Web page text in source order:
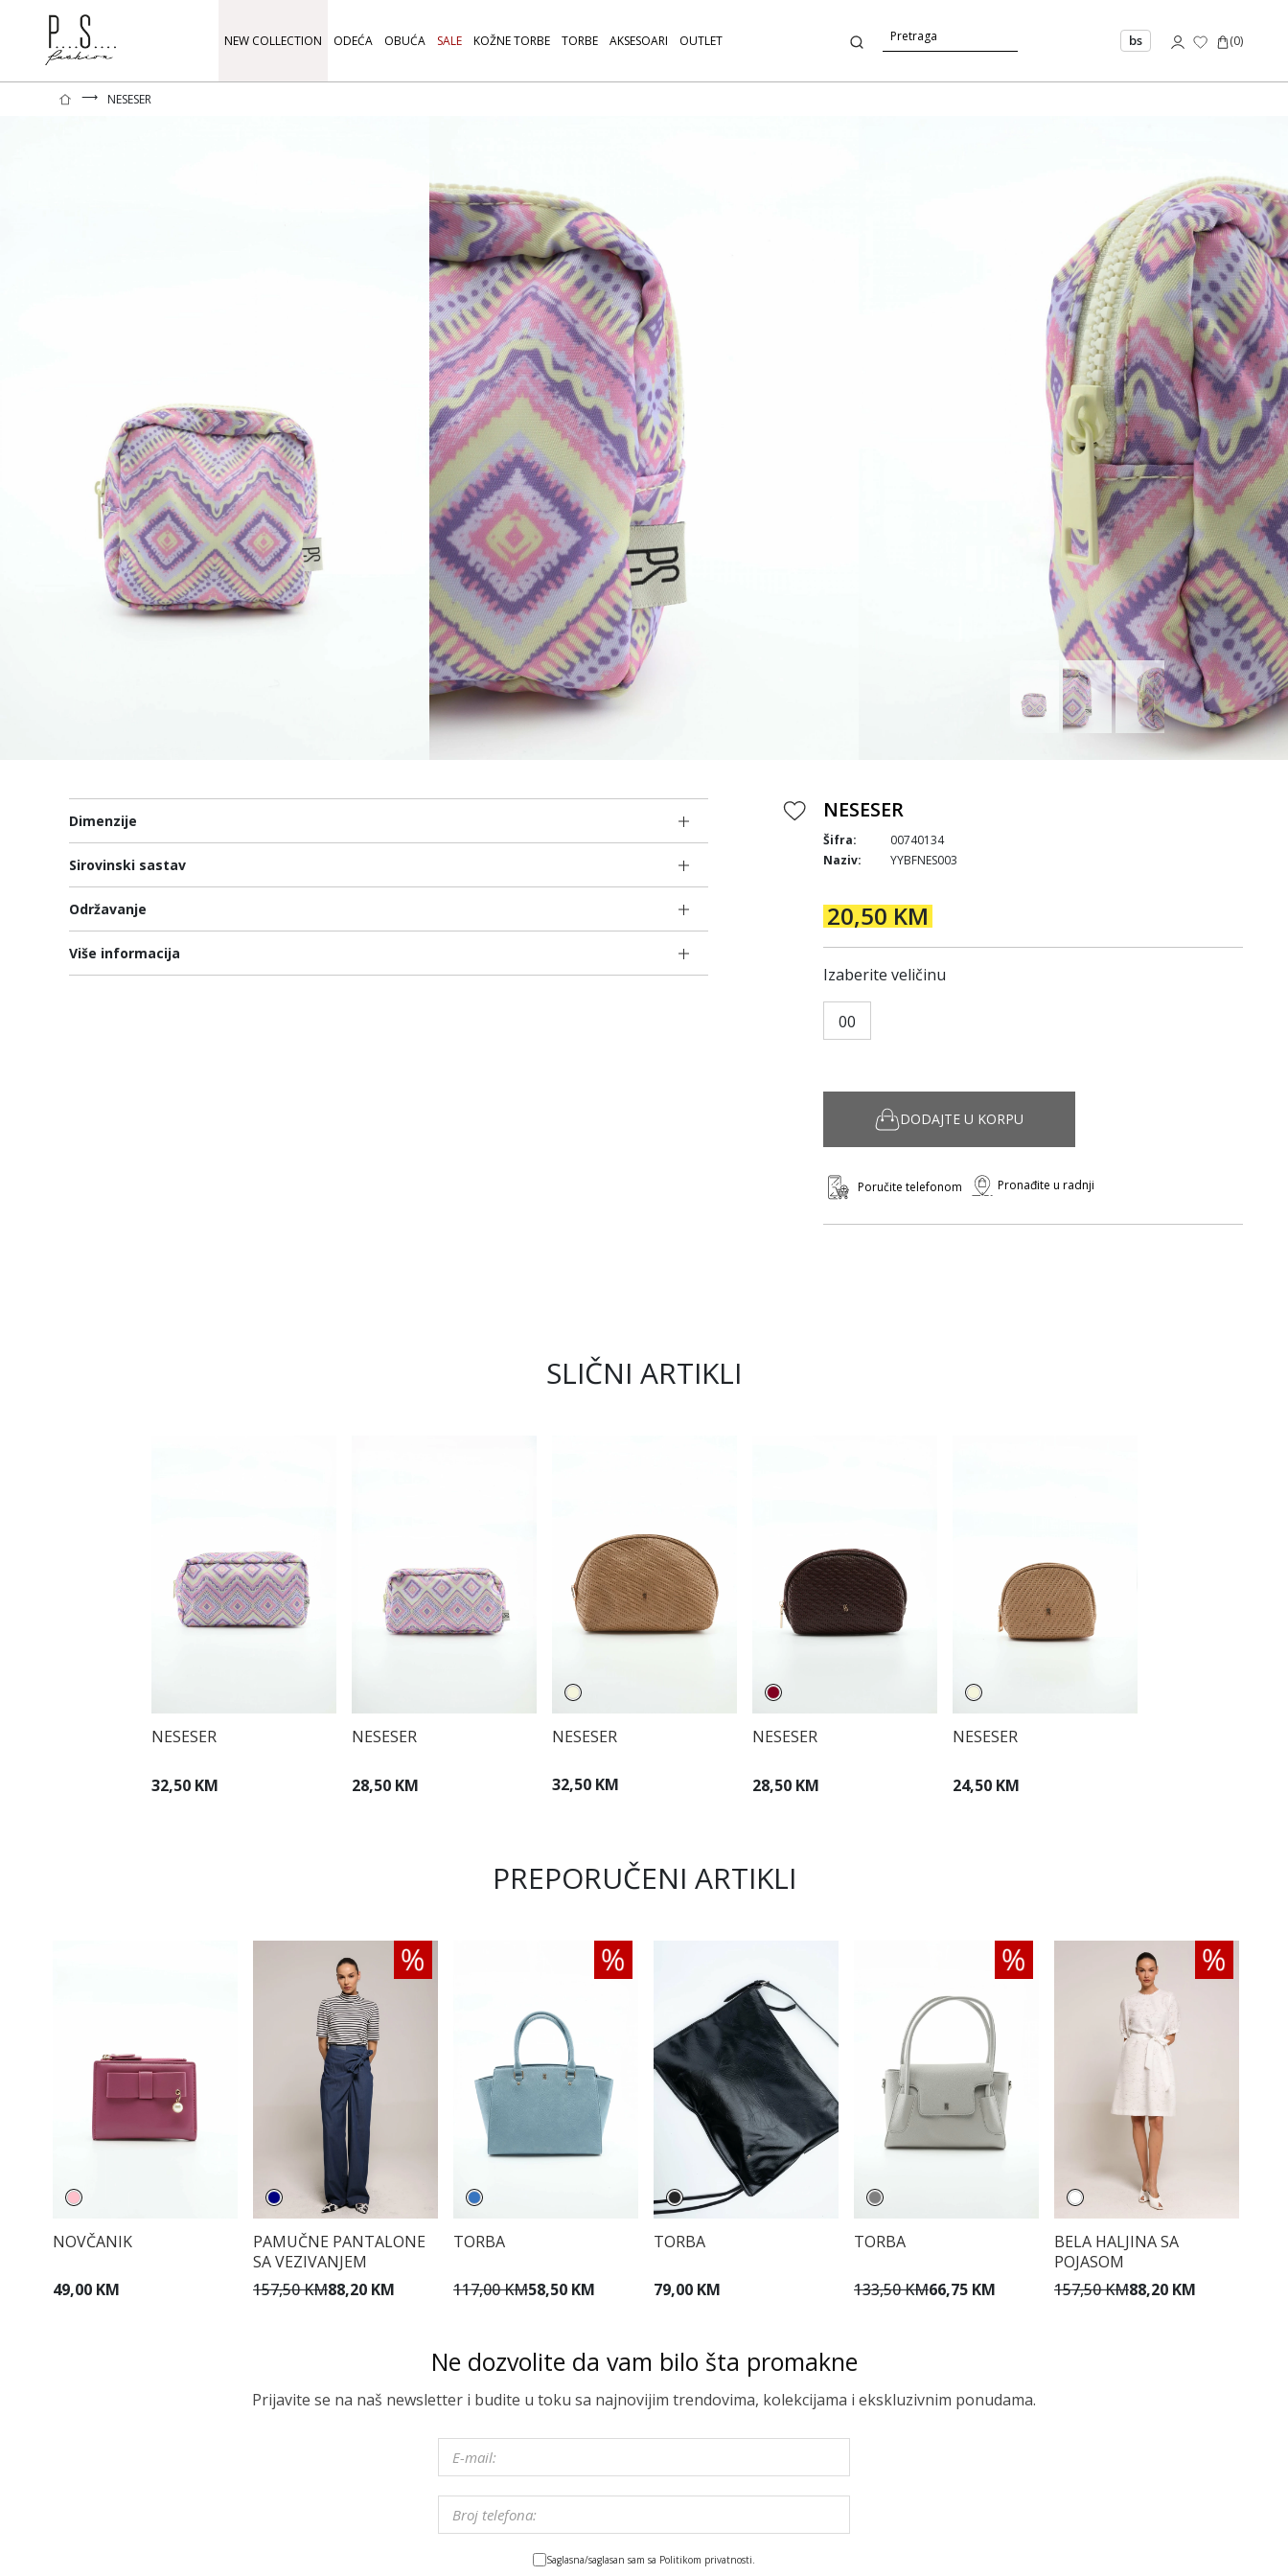
NEW COLLECTION ODEĆA OBUĆA SALE KOŽNE TORBE TORBE AKSESOARI OUTLET bs (0)
⟶ NESESER
Dimenzije
Sirovinski sastav
Održavanje
Više informacija
NESESER
Šifra:
00740134
Naziv:
YYBFNES003
20,50 KM
Izaberite veličinu
00
DODAJTE U KORPU
Poručite telefonom Pronađite u radnji
SLIČNI ARTIKLI
NESESER
32,50 KM
NESESER
28,50 KM
NESESER
32,50 KM
NESESER
28,50 KM
NESESER
24,50 KM
PREPORUČENI ARTIKLI
NOVČANIK
49,00 KM
PAMUČNE PANTALONE
SA VEZIVANJEM
157,50 KM88,20 KM
TORBA
117,00 KM58,50 KM
TORBA
79,00 KM
TORBA
133,50 KM66,75 KM
BELA HALJINA SA
POJASOM
157,50 KM88,20 KM
Ne dozvolite da vam bilo šta promakne
Prijavite se na naš newsletter i budite u toku sa najnovijim trendovima, kolekcijama i ekskluzivnim ponudama.
Saglasna/saglasan sam sa Politikom privatnosti.